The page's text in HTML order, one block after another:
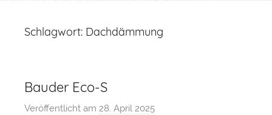
Schlagwort: Dachdämmung
Bauder Eco-S
Veröffentlicht am 28. April 2025